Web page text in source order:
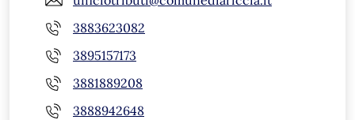
3883623082
3895157173
3881889208
3888942648